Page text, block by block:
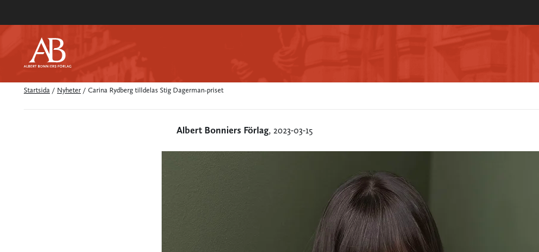
Startsida / Nyheter / Carina Rydberg tilldelas Stig Dagerman-priset
Albert Bonniers Förlag, 2023-03-15